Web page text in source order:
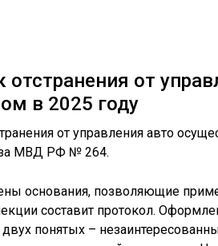
отстранения от
в 2025 году
от управления авто
МВД РФ № 264.
основания, позволяющие
составит протокол.
двух понятых –